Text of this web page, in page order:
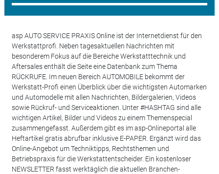
asp AUTO SERVICE PRAXIS Online ist der Internetdienst für den
Werkstattprofi. Neben tagesaktuellen Nachrichten mit
besonderem Fokus auf die Bereiche Werkstatttechnik und
Aftersales enthält die Seite eine Datenbank zum Thema
RÜCKRUFE. Im neuen Bereich AUTOMOBILE bekommt der
Werkstatt-Profi einen Überblick über die wichtigsten Automarken
und Automodelle mit allen Nachrichten, Bildergalerien, Videos
sowie Rückruf- und Serviceaktionen. Unter #HASHTAG sind alle
wichtigen Artikel, Bilder und Videos zu einem Themenspecial
zusammengefasst. Außerdem gibt es im asp-Onlineportal alle
Heftartikel gratis abrufbar inklusive E-PAPER. Ergänzt wird das
Online-Angebot um Techniktipps, Rechtsthemen und
Betriebspraxis für die Werkstattentscheider. Ein kostenloser
NEWSLETTER fasst werktäglich die aktuellen Branchen-